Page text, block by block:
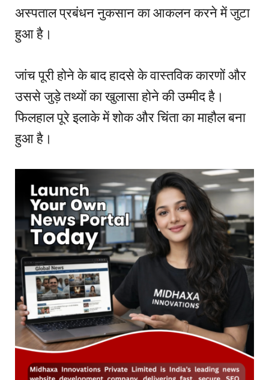
अस्पताल प्रबंधन नुकसान का आकलन करने में जुटा
हुआ है।
जांच पूरी होने के बाद हादसे के वास्तविक कारणों और
उससे जुड़े तथ्यों का खुलासा होने की उम्मीद है।
फिलहाल पूरे इलाके में शोक और चिंता का माहौल बना
हुआ है।